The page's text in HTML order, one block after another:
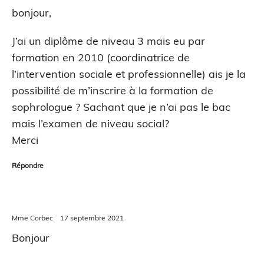
bonjour,
J’ai un diplôme de niveau 3 mais eu par
formation en 2010 (coordinatrice de
l’intervention sociale et professionnelle) ais je la
possibilité de m’inscrire à la formation de
sophrologue ? Sachant que je n’ai pas le bac
mais l’examen de niveau social?
Merci
Répondre
Mme Corbec 17 septembre 2021
Bonjour